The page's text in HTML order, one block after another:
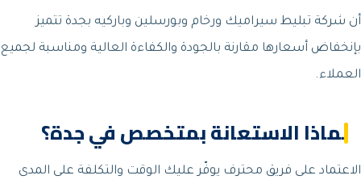
أن شركة تبليط سيراميك ورخام وبورسلين وباركيه بجدة تتميز
بإنخفاض أسعارها مقارنة بالجودة والكفاءة العالية ومناسبة لجميع
العملاء.
لماذا الاستعانة بمتخصص في جدة؟
الاعتماد على فريق محترف يوفّر عليك الوقت والتكلفة على المدى